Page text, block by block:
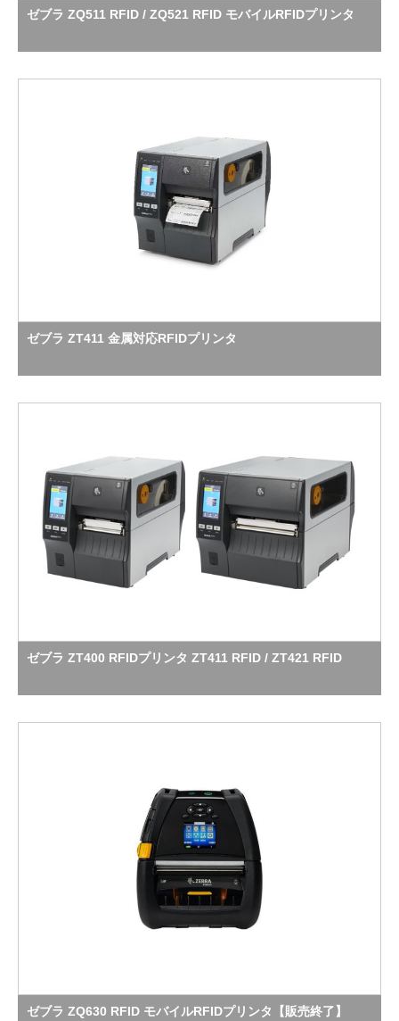
ゼブラ ZQ511 RFID / ZQ521 RFID モバイルRFIDプリンタ
ゼブラ ZT411 金属対応RFIDプリンタ
ゼブラ ZT400 RFIDプリンタ ZT411 RFID / ZT421 RFID
ゼブラ ZQ630 RFID モバイルRFIDプリンタ【販売終了】